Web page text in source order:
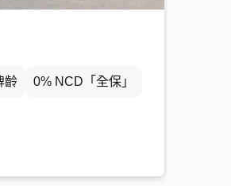
齡 0% NCD「全保」